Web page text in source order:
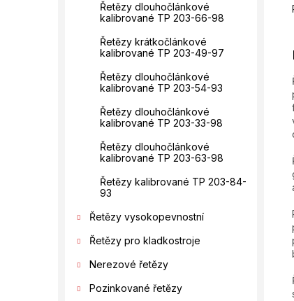
Řetězy dlouhočlánkové
kalibrované TP 203-66-98
Řetězy krátkočlánkové
kalibrované TP 203-49-97
Řetězy dlouhočlánkové
kalibrované TP 203-54-93
Řetězy dlouhočlánkové
kalibrované TP 203-33-98
Řetězy dlouhočlánkové
kalibrované TP 203-63-98
Řetězy kalibrované TP 203-84-
93
Řetězy vysokopevnostní
Řetězy pro kladkostroje
Nerezové řetězy
Pozinkované řetězy